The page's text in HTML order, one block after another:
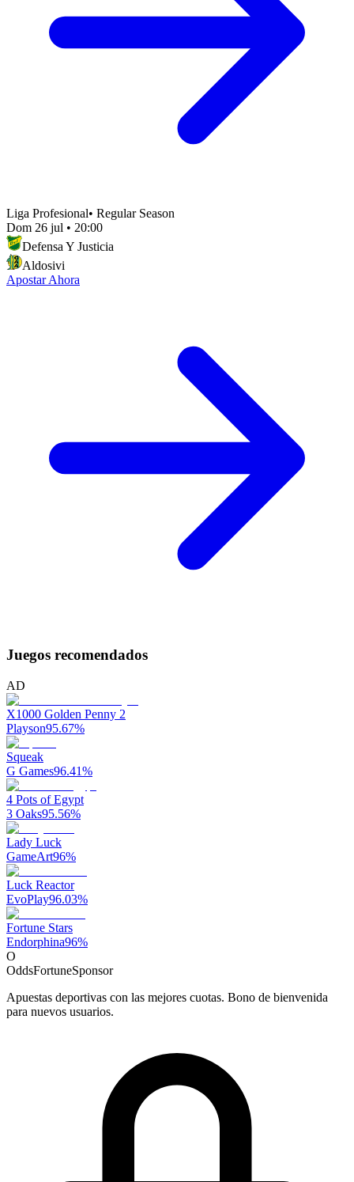
Liga Profesional• Regular Season
Dom 26 jul • 20:00
Defensa Y Justicia
Aldosivi
Apostar Ahora
Juegos recomendados
AD
X1000 Golden Penny 2
Playson95.67%
Squeak
G Games96.41%
4 Pots of Egypt
3 Oaks95.56%
Lady Luck
GameArt96%
Luck Reactor
EvoPlay96.03%
Fortune Stars
Endorphina96%
O
OddsFortuneSponsor
Apuestas deportivas con las mejores cuotas. Bono de bienvenida
para nuevos usuarios.